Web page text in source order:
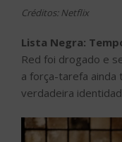
Créditos: Netflix
Lista Negra:
Red foi drogado e
a força-tarefa ainda
verdadeira